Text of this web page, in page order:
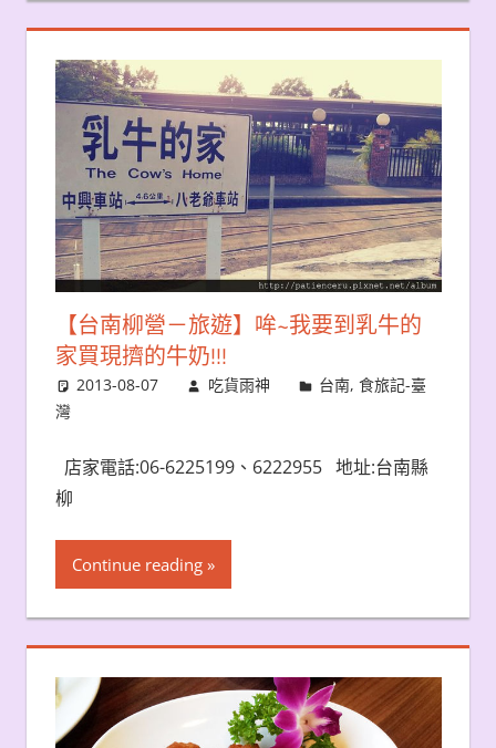
【台南柳營－旅遊】哞~我要到乳牛的
家買現擠的牛奶!!!
2013-08-07 吃貨雨神 台南,食旅記-臺
灣
店家電話:06-6225199、6222955 地址:台南縣
柳
Continue reading